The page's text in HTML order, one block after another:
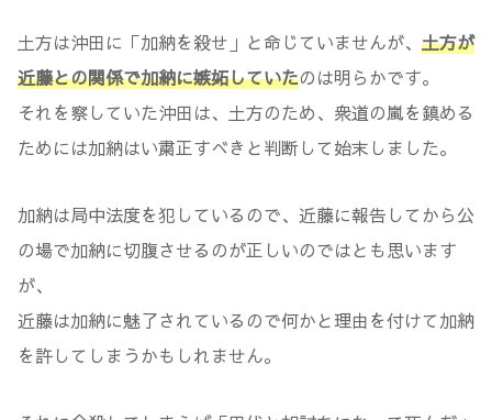
土方は沖田に「加納を殺せ」と命じていませんが、 土方が
近藤との関係で加納に嫉妬していたのは明らかです。
それを察していた沖田は、土方のため、衆道の嵐を鎮める
ためには加納はい粛正すべきと判断して始末しました。
加納は局中法度を犯しているので、近藤に報告してから公
の場で加納に切腹させるのが正しいのではとも思います
が、
近藤は加納に魅了されているので何かと理由を付けて加納
を許してしまうかもしれません。